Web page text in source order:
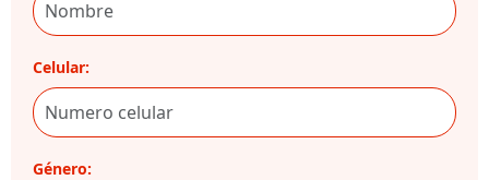
Celular:
Género: